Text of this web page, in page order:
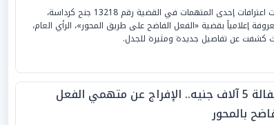
هزّت اعترافات إحدى المتهمات في القضية رقم 13218 جنح كرداسة،
إعلامياً بقضية «الفعل الفاضح على طريق المحور»، الرأي العام،
كشفت عن تفاصيل جديدة ومثيرة للجدل.
بكفالة 5 آلاف جنيه.. الإفراج عن متهمي الفعل
بالمحور